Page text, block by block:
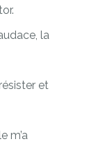
la
et
m’a